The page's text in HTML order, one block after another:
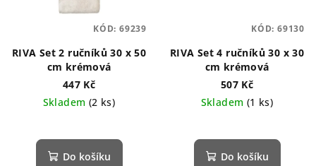
RIVA Set 2 ručníků 30 x 50
cm krémová
447 Kč
Skladem (2 ks)
Do košíku
KÓD: 69239
RIVA Set 4 ručníků 30 x 30
cm krémová
507 Kč
Skladem (1 ks)
Do košíku
KÓD: 69130